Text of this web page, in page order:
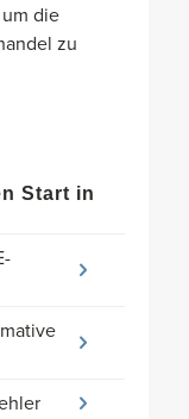
die
zu
Start in